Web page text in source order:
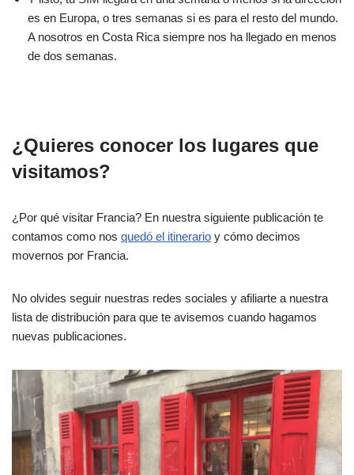
es en Europa, o tres semanas si es para el resto del mundo.
A nosotros en Costa Rica siempre nos ha llegado en menos
de dos semanas.
¿Quieres conocer los lugares que
visitamos?
¿Por qué visitar Francia? En nuestra siguiente publicación te
contamos como nos quedó el itinerario y cómo decimos
movernos por Francia.
No olvides seguir nuestras redes sociales y afiliarte a nuestra
lista de distribución para que te avisemos cuando hagamos
nuevas publicaciones.